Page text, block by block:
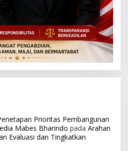
Prioritas Pembangunan
Mabes Bharindo pada Arahan
Evaluasi dan Tingkatkan